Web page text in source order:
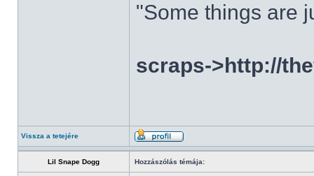
"Some things are
scraps->http://
Vissza a tetejére
Lil Snape Dogg Hozzászólás témája: